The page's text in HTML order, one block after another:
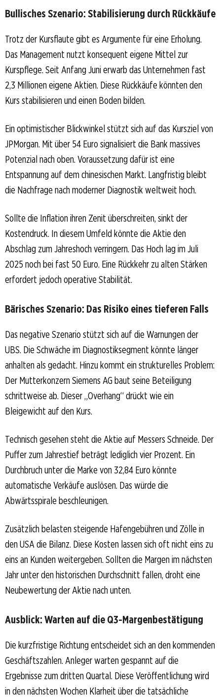
Bullisches Szenario: Stabilisierung durch Rückkäufe
Trotz der Kursflaute gibt es Argumente für eine Erholung.
Das Management nutzt konsequent eigene Mittel zur
Kurspflege. Seit Anfang Juni erwarb das Unternehmen fast
2,3 Millionen eigene Aktien. Diese Rückkäufe könnten den
Kurs stabilisieren und einen Boden bilden.
Ein optimistischer Blickwinkel stützt sich auf das Kursziel von
JPMorgan. Mit über 54 Euro signalisiert die Bank massives
Potenzial nach oben. Voraussetzung dafür ist eine
Entspannung auf dem chinesischen Markt. Langfristig bleibt
die Nachfrage nach moderner Diagnostik weltweit hoch.
Sollte die Inflation ihren Zenit überschreiten, sinkt der
Kostendruck. In diesem Umfeld könnte die Aktie den
Abschlag zum Jahreshoch verringern. Das Hoch lag im Juli
2025 noch bei fast 50 Euro. Eine Rückkehr zu alten Stärken
erfordert jedoch operative Stabilität.
Bärisches Szenario: Das Risiko eines tieferen Falls
Das negative Szenario stützt sich auf die Warnungen der
UBS. Die Schwäche im Diagnostiksegment könnte länger
anhalten als gedacht. Hinzu kommt ein strukturelles Problem:
Der Mutterkonzern Siemens AG baut seine Beteiligung
schrittweise ab. Dieser „Overhang“ drückt wie ein
Bleigewicht auf den Kurs.
Technisch gesehen steht die Aktie auf Messers Schneide. Der
Puffer zum Jahrestief beträgt lediglich vier Prozent. Ein
Durchbruch unter die Marke von 32,84 Euro könnte
automatische Verkäufe auslösen. Das würde die
Abwärtsspirale beschleunigen.
Zusätzlich belasten steigende Hafengebühren und Zölle in
den USA die Bilanz. Diese Kosten lassen sich oft nicht eins zu
eins an Kunden weitergeben. Sollten die Margen im nächsten
Jahr unter den historischen Durchschnitt fallen, droht eine
Neubewertung der Aktie nach unten.
Ausblick: Warten auf die Q3-Margenbestätigung
Die kurzfristige Richtung entscheidet sich an den kommenden
Geschäftszahlen. Anleger warten gespannt auf die
Ergebnisse zum dritten Quartal. Diese Veröffentlichung wird
in den nächsten Wochen Klarheit über die tatsächliche